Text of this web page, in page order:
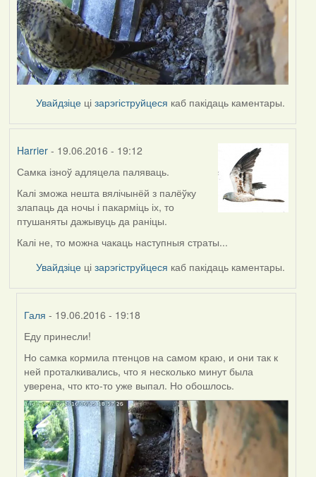
Увайдзіце цізарэгіструйцеся каб пакідаць каментары.
Harrier- 19.06.2016 - 19:12
Самка ізноў адляцела паляваць.
Калі зможа нешта вялічынёй з палёўку
злапаць да ночы і пакарміць іх, то
птушаняты дажывуць да раніцы.
Калі не, то можна чакаць наступныя страты...
Увайдзіце цізарэгіструйцеся каб пакідаць каментары.
Галя - 19.06.2016 - 19:18
In
reply
to
by
Harrier
Еду принесли!
Но самка кормила птенцов на самом краю, и они так к
ней проталкивались, что я несколько минут была
уверена, что кто-то уже выпал. Но обошлось.